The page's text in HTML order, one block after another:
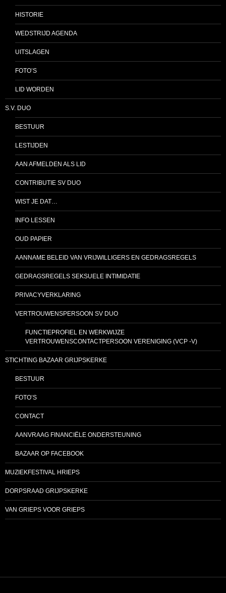
HISTORIE
WEDSTRIJD AGENDA
UITSLAGEN
FOTO’S
LID WORDEN
S.V. DUO
BESTUUR
LESTIJDEN
AAN AFMELDEN ALS LID
CONTRIBUTIE SV DUO
WIST JE DAT…
INFO LESSEN
OUD PAPIER
AANNAME BELEID VAN VRIJWILLIGERS EN GEDRAGSREGELS
GEDRAGSREGELS SEKSUELE INTIMIDATIE
PRIVACYVERKLARING
VERTROUWENSPERSOON SV DUO
FUNCTIEPROFIEL EN WERKWIJZE
VERTROUWENSCONTACTPERSOON VERENIGING (VCP -V)
STICHTING BAZAAR GRIJPSKERKE
BESTUUR
FOTO’S
CONTACT
AANVRAAG FINANCIËLE ONDERSTEUNING
BAZAAR OP FACEBOOK
MUZIEKFESTIVAL HRIEPS
DORPSRAAD GRIJPSKERKE
VAN GRIEPS VOOR GRIEPS